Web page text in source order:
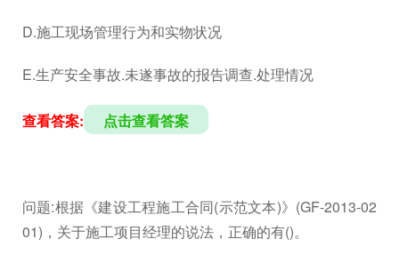
D.施工现场管理行为和实物状况
E.生产安全事故.未遂事故的报告调查.处理情况
查看答案: 点击查看答案
问题:根据《建设工程施工合同(示范文本)》(GF-2013-02
01)，关于施工项目经理的说法，正确的有()。